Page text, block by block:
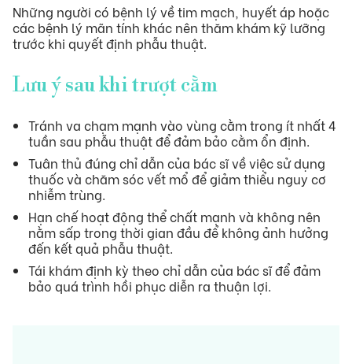
Những người có bệnh lý về tim mạch, huyết áp hoặc
các bệnh lý mãn tính khác nên thăm khám kỹ lưỡng
trước khi quyết định phẫu thuật.
Lưu ý sau khi trượt cằm
Tránh va chạm mạnh vào vùng cằm trong ít nhất 4
tuần sau phẫu thuật để đảm bảo cằm ổn định.
Tuân thủ đúng chỉ dẫn của bác sĩ về việc sử dụng
thuốc và chăm sóc vết mổ để giảm thiểu nguy cơ
nhiễm trùng.
Hạn chế hoạt động thể chất mạnh và không nên
nằm sấp trong thời gian đầu để không ảnh hưởng
đến kết quả phẫu thuật.
Tái khám định kỳ theo chỉ dẫn của bác sĩ để đảm
bảo quá trình hồi phục diễn ra thuận lợi.